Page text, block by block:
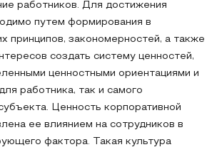
работников. Для достижения
путем формирования в
принципов, закономерностей, а также
создать систему ценностей,
ценностными ориентациями и
работника, так и самого
Ценность корпоративной
ее влиянием на сотрудников в
фактора. Такая культура